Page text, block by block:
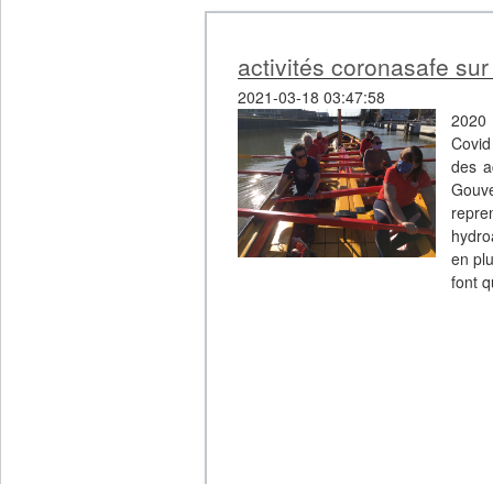
activités coronasafe
2021-03-18 03:47:58
des
en
font